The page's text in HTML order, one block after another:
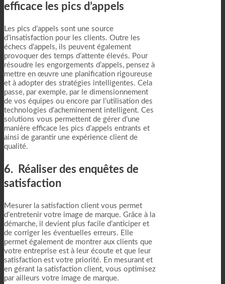
efficace les pics d’appels
Les pics d’appels sont une source
d’insatisfaction pour les clients. Outre les
échecs d’appels, ils peuvent également
provoquer des temps d’attente élevés. Pour
résoudre les engorgements d’appels, pensez à
mettre en œuvre une planification rigoureuse
et à adopter des stratégies intelligentes. Cela
passe, par exemple, par le dimensionnement
de vos équipes ou encore par l’utilisation des
technologies d’acheminement intelligent. Ces
solutions vous permettent de gérer d’une
manière efficace les pics d’appels entrants et
ainsi de garantir une expérience client de
qualité.
6. Réaliser des enquêtes de
satisfaction
Mesurer la satisfaction client vous permet
d’entretenir votre image de marque. Grâce à la
démarche, il devient plus facile d’anticiper et
de corriger les éventuelles erreurs. Elle
permet également de montrer aux clients que
votre entreprise est à leur écoute et que leur
satisfaction est votre priorité. En mesurant et
en gérant la satisfaction client, vous optimisez
par ailleurs votre image de marque.